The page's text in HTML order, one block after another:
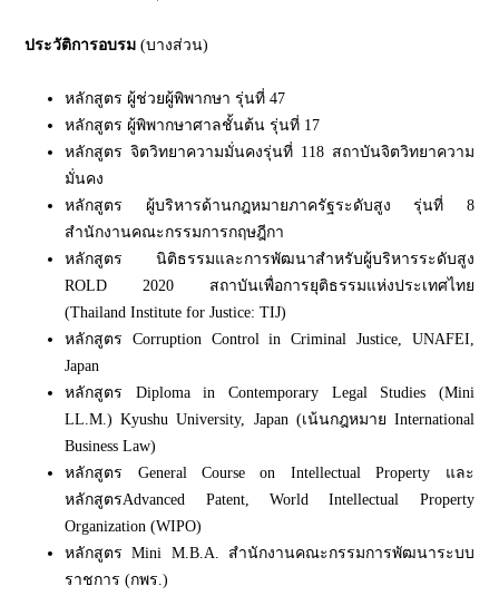
ประวัติการอบรม(บางส่วน)
หลักสูตร ผู้ช่วยผู้พิพากษา รุ่นที่ 47
หลักสูตร ผู้พิพากษาศาลชั้นต้น รุ่นที่ 17
หลักสูตร จิตวิทยาความมั่นคงรุ่นที่ 118 สถาบันจิตวิทยาความ
มั่นคง
หลักสูตร ผู้บริหารด้านกฎหมายภาครัฐระดับสูง รุ่นที่ 8
สำนักงานคณะกรรมการกฤษฎีกา
หลักสูตร นิติธรรมและการพัฒนาสำหรับผู้บริหารระดับสูง
ROLD 2020 สถาบันเพื่อการยุติธรรมแห่งประเทศไทย
(Thailand Institute for Justice: TIJ)
หลักสูตร Corruption Control in Criminal Justice, UNAFEI,
Japan
หลักสูตร Diploma in Contemporary Legal Studies (Mini
LL.M.) Kyushu University, Japan (เน้นกฎหมาย International
Business Law)
หลักสูตร General Course on Intellectual Property และ
หลักสูตรAdvanced Patent, World Intellectual Property
Organization (WIPO)
หลักสูตร Mini M.B.A. สำนักงานคณะกรรมการพัฒนาระบบ
ราชการ (กพร.)